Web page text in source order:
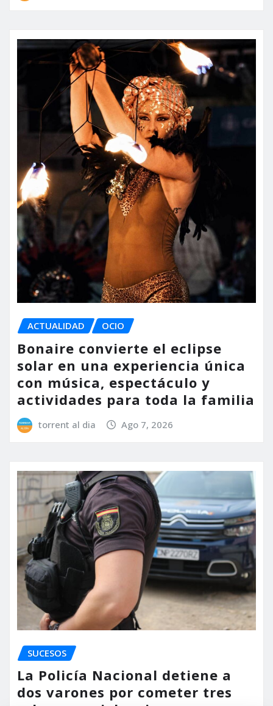
ACTUALIDAD OCIO
Bonaire convierte el eclipse
solar en una experiencia única
con música, espectáculo y
actividades para toda la familia
torrent al dia Ago 7, 2026
SUCESOS
La Policía Nacional detiene a
dos varones por cometer tres